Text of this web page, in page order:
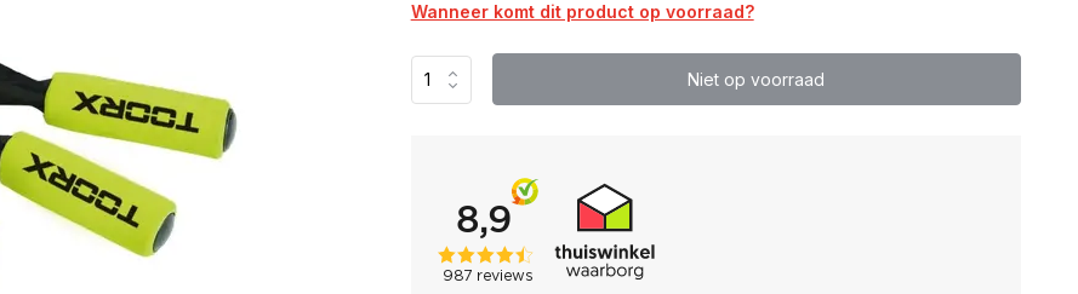
Wanneer komt dit product op voorraad?
Niet op voorraad